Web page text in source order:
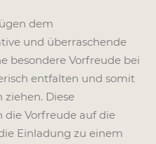
dem
und überraschende
besondere Vorfreude bei
entfalten und somit
Diese
Vorfreude auf die
Einladung zu einem